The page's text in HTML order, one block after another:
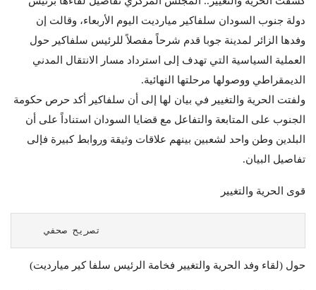
دولة جنوب السودان سلفاكير ميارديت اليوم الأربعاء، وقالت إن
وفدها الزائر لمدينة جوبا قدم شرحاً مفصلاً للرئيس سلفاكير حول
العملية السياسية التي تهدف إلى استرداد مسار الانتقال المدني
الديمقراطي ووصولها مرحلتها النهائية.
ولفتت الحرية والتغيير في بيان لها إلى أن سلفاكير أكد حرص حكومة
الجنوب على المتابعة والتفاعل مع قضايا السودان استناداً على أن
البلدين وطن واحد لشعبين بينهم علاقات وثيقة وروابط كبيرة فإلى
تفاصيل البيان.
قوى الحرية والتغيير
حول (لقاء وفد الحرية والتغيير فخامة الرئيس سلفا كير ميارديت)